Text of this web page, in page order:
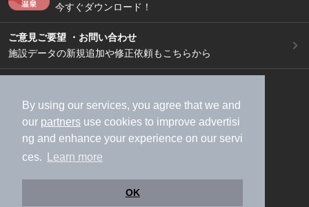
By using our services, you agree that we and
our partners use cookies to improve advertisi
ng and enhance your experience on our servi
ces.
Learn more
OK
今すぐダウンロード！
ご意見ご要望 ・お問い合わせ
施設データの新規追加や修正依頼もこちらから
加盟店募集（資料請求）
広告出稿のご案内
利用規約
ライフスタイルMEMBERS+規約
特定商取引法に基づく表記
ヘルプ
採用情報
運営会社